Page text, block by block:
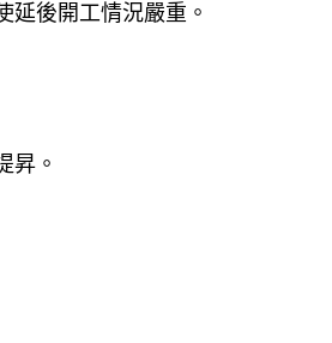
延後開工情況嚴重。
昇。